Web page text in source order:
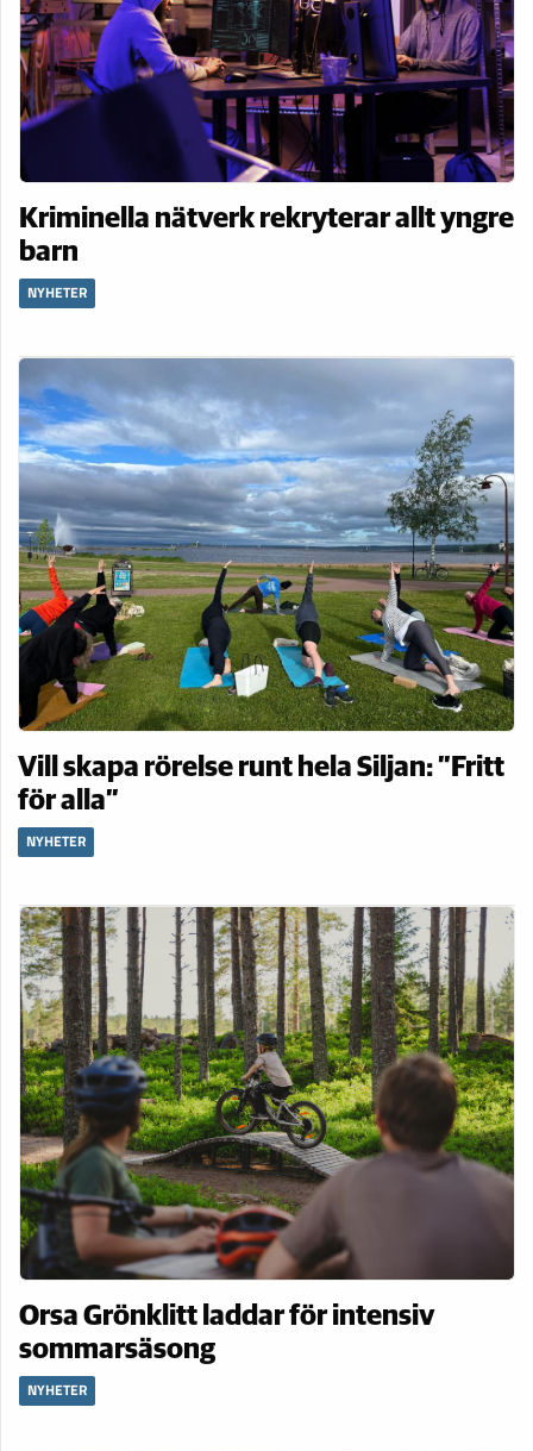
Kriminella nätverk rekryterar allt yngre
barn
NYHETER
Vill skapa rörelse runt hela Siljan: ”Fritt
för alla”
NYHETER
Orsa Grönklitt laddar för intensiv
sommarsäsong
NYHETER